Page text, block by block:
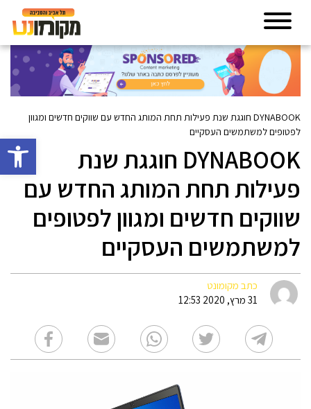
פתח
DYNABOOK חוגגת שנת פעילות תחת המותג החדש עם שווקים חדשים ומגוון
לפטופים למשתמשים העסקיים
DYNABOOK חוגגת שנת
פעילות תחת המותג החדש עם
שווקים חדשים ומגוון לפטופים
למשתמשים העסקיים
כתב מקומונט
31 מרץ, 2020 12:53